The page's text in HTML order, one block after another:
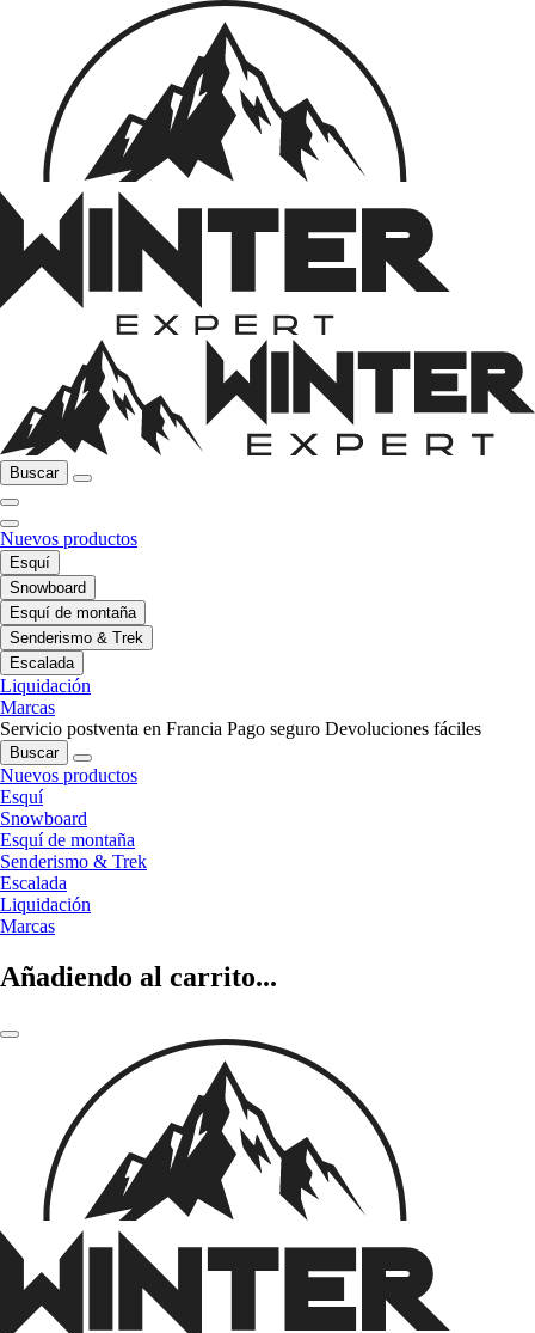
Buscar
Nuevos productos
Esquí
Snowboard
Esquí de montaña
Senderismo & Trek
Escalada
Liquidación
Marcas
Servicio postventa en Francia Pago seguro Devoluciones fáciles
Buscar
Nuevos productos
Esquí
Snowboard
Esquí de montaña
Senderismo & Trek
Escalada
Liquidación
Marcas
Añadiendo al carrito...